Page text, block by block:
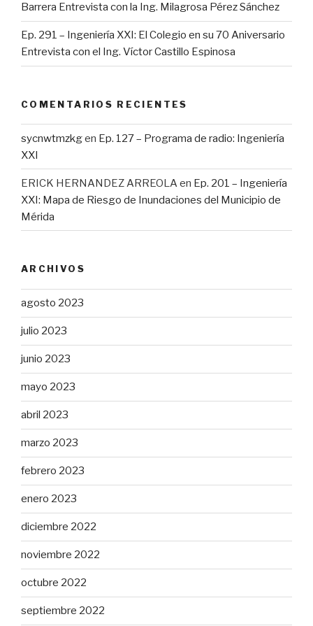
Barrera Entrevista con la Ing. Milagrosa Pérez Sánchez
Ep. 291 – Ingeniería XXI: El Colegio en su 70 Aniversario
Entrevista con el Ing. Víctor Castillo Espinosa
COMENTARIOS RECIENTES
sycnwtmzkgen Ep. 127 – Programa de radio: Ingeniería
XXI
ERICK HERNANDEZ ARREOLA en Ep. 201 – Ingeniería
XXI: Mapa de Riesgo de Inundaciones del Municipio de
Mérida
ARCHIVOS
agosto 2023
julio 2023
junio 2023
mayo 2023
abril 2023
marzo 2023
febrero 2023
enero 2023
diciembre 2022
noviembre 2022
octubre 2022
septiembre 2022